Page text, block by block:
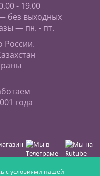
- 19.00
без выходных
— пн. - пт.
России,
года
с условиями нашей